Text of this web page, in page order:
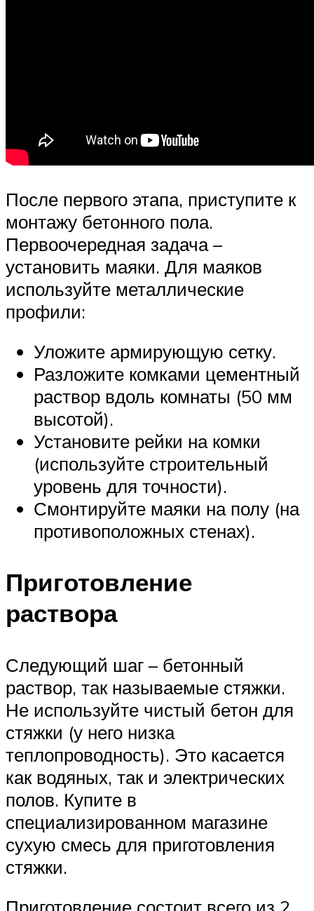
После первого этапа, приступите к
монтажу бетонного пола.
Первоочередная задача –
установить маяки. Для маяков
используйте металлические
профили:
Уложите армирующую сетку.
Разложите комками цементный
раствор вдоль комнаты (50 мм
высотой).
Установите рейки на комки
(используйте строительный
уровень для точности).
Смонтируйте маяки на полу (на
противоположных стенах).
Приготовление
раствора
Следующий шаг – бетонный
раствор, так называемые стяжки.
Не используйте чистый бетон для
стяжки (у него низка
теплопроводность). Это касается
как водяных, так и электрических
полов. Купите в
специализированном магазине
сухую смесь для приготовления
стяжки.